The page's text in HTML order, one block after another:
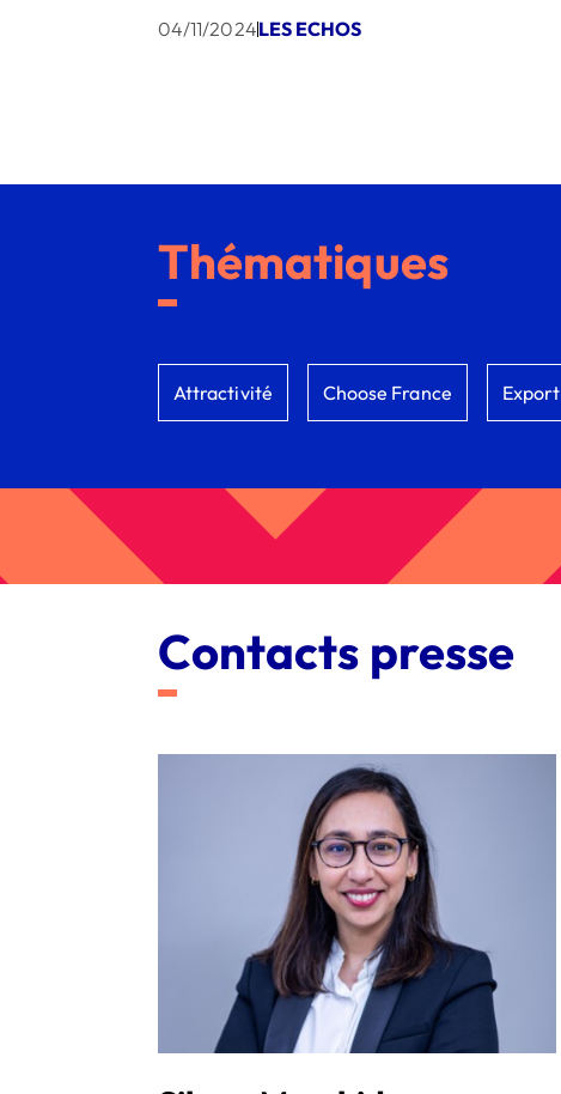
04/11/2024LES ECHOS
Thématiques
Attractivité Choose France Export
Contacts presse